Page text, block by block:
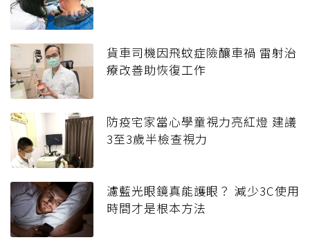
貨車司機因飛蚊症險釀車禍 雷射治
療改善助恢復工作
防疫宅家當心學童視力亮紅燈 建議
3至3歲半檢查視力
濾藍光眼鏡真能護眼？ 減少3C使用
時間才是根本方法